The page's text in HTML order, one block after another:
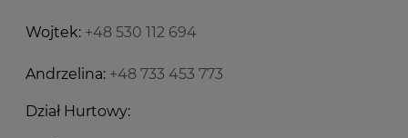
Wojtek: +48 530 112 694
Andrzelina: +48 733 453 773
Dział Hurtowy: